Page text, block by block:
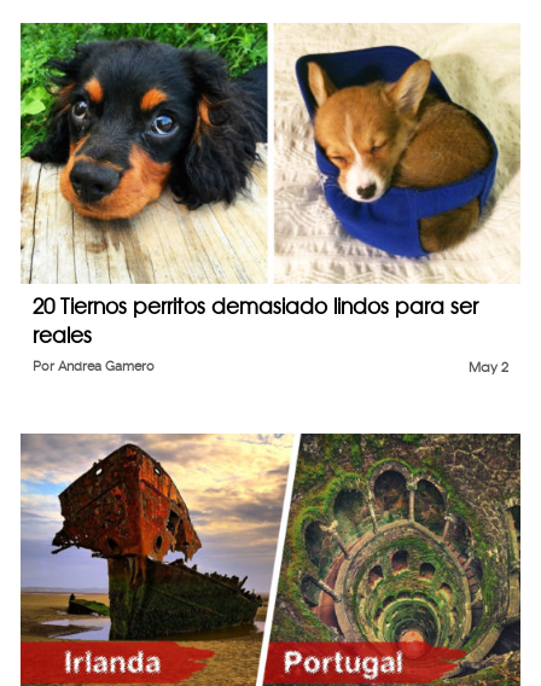
20 Tiernos perritos demasiado lindos para ser
reales
May 2
Por Andrea Gamero